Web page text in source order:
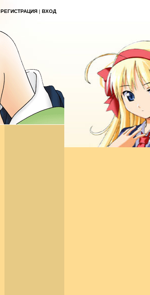
РЕГИСТРАЦИЯ | ВХОД